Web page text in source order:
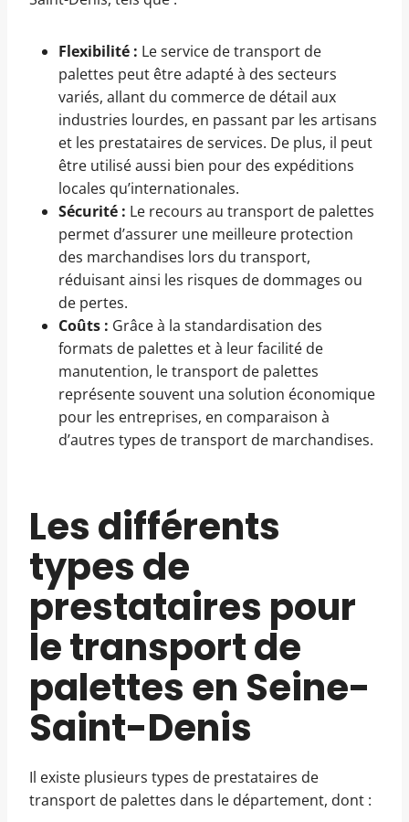
Flexibilité : Le service de transport de
palettes peut être adapté à des secteurs
variés, allant du commerce de détail aux
industries lourdes, en passant par les artisans
et les prestataires de services. De plus, il peut
être utilisé aussi bien pour des expéditions
locales qu’internationales.
Sécurité : Le recours au transport de palettes
permet d’assurer une meilleure protection
des marchandises lors du transport,
réduisant ainsi les risques de dommages ou
de pertes.
Coûts : Grâce à la standardisation des
formats de palettes et à leur facilité de
manutention, le transport de palettes
représente souvent una solution économique
pour les entreprises, en comparaison à
d’autres types de transport de marchandises.
Les différents
types de
prestataires pour
le transport de
palettes en Seine-
Saint-Denis
Il existe plusieurs types de prestataires de
transport de palettes dans le département, dont :